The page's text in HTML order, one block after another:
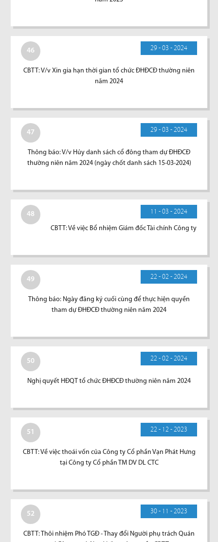
46 29 - 03 - 2024
CBTT: V/v Xin gia hạn thời gian tổ chức ĐHĐCĐ thường niên
năm 2024
47 29 - 03 - 2024
Thông báo: V/v Hủy danh sách cổ đông tham dự ĐHĐCĐ
thường niên năm 2024 (ngày chốt danh sách 15-03-2024)
48 11 - 03 - 2024
CBTT: Về việc Bổ nhiệm Giám đốc Tài chính Công ty
49 22 - 02 - 2024
Thông báo: Ngày đăng ký cuối cùng để thực hiện quyền
tham dự ĐHĐCĐ thường niên năm 2024
50 22 - 02 - 2024
Nghị quyết HĐQT tổ chức ĐHĐCĐ thường niên năm 2024
51 22 - 12 - 2023
CBTT: Về việc thoái vốn của Công ty Cổ phần Vạn Phát Hưng
tại Công ty Cổ phần TM DV DL CTC
52 30 - 11 - 2023
CBTT: Thôi nhiệm Phó TGĐ - Thay đổi Người phụ trách Quản